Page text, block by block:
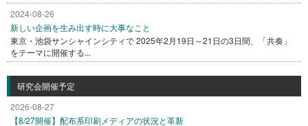
2024-08-26
新しい企画を生み出す時に大事なこと
東京・池袋サンシャインシティで 2025年2月19日～21日の3日間、「共奏」
をテーマに開催する...
研究会開催予定
2026-08-27
【8/27開催】配布系印刷メディアの状況と革新